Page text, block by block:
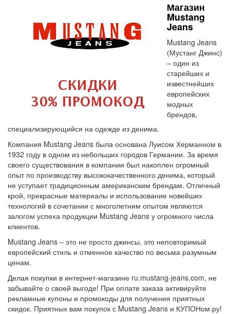
Магазин
Mustang
Jeans
Mustang Jeans
(Мустанг Джинс)
– один из
старейших и
известнейших
европейских
модных
брендов,
специализирующийся на одежде из денима.
Компания Mustang Jeans была основана Луисом Херманном в
1932 году в одном из небольших городов Германии. За время
своего существования в компании был накоплен огромный
опыт по производству высококачественного денима, который
не уступает традиционным американским брендам. Отличный
крой, прекрасные материалы и использование новейших
технологий в сочетании с многолетним опытом являются
залогом успеха продукции Mustang Jeans у огромного числа
клиентов.
Mustang Jeans – это не просто джинсы, это неповторимый
европейский стиль и отменное качество по весьма разумным
ценам.
Делая покупки в интернет-магазине ru.mustang-jeans.com, не
забывайте о своей выгоде! При оплате заказа активируйте
рекламные купоны и промокоды для получения приятных
скидок. Приятных вам покупок с Mustang Jeans и КУПОНом.ру!